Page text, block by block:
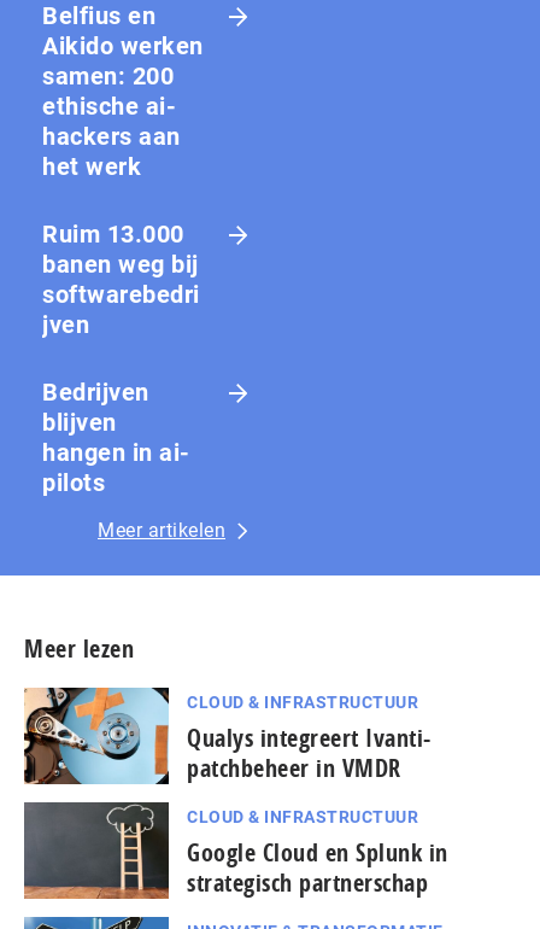
Belfius en
Aikido werken
samen: 200
ethische ai-
hackers aan
het werk
Ruim 13.000
banen weg bij
softwarebedri
jven
Bedrijven
blijven
hangen in ai-
pilots
Meer artikelen
Meer lezen
CLOUD & INFRASTRUCTUUR
Qualys integreert Ivanti-
patchbeheer in VMDR
CLOUD & INFRASTRUCTUUR
Google Cloud en Splunk in
strategisch partnerschap